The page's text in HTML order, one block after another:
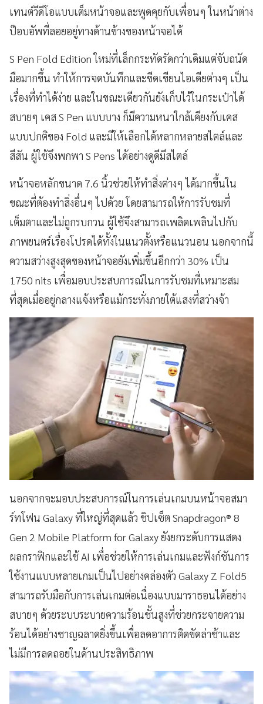
เทนต์วีดีโอแบบเต็มหน้าจอและพูดคุยกับเพื่อนๆ ในหน้าต่าง
ป๊อบอัพที่ลอยอยู่ทางด้านข้างของหน้าจอได้
S Pen Fold Edition ใหม่ที่เล็กกระทัดรัดกว่าเดิมแต่จับถนัด
มือมากขึ้น ทำให้การจดบันทึกและขีดเขียนไอเดียต่างๆ เป็น
เรื่องที่ทำได้ง่าย และในขณะเดียวกันยังเก็บไว้ในกระเป๋าได้
สบายๆ เคส S Pen แบบบาง ก็มีความหนาใกล้เคียงกับเคส
แบบปกติของ Fold และมีให้เลือกได้หลากหลายสไตล์และ
สีสัน ผู้ใช้จึงพกพา S Pens ได้อย่างดูดีมีสไตล์
หน้าจอหลักขนาด 7.6 นิ้วช่วยให้ทำสิ่งต่างๆ ได้มากขึ้นใน
ขณะที่ต้องทำสิ่งอื่นๆ ไปด้วย โดยสามารถให้การรับชมที่
เต็มตาและไม่ถูกรบกวน ผู้ใช้จึงสามารถเพลิดเพลินไปกับ
ภาพยนตร์เรื่องโปรดได้ทั้งในแนวตั้งหรือแนวนอน นอกจากนี้
ความสว่างสูงสุดของหน้าจอยังเพิ่มขึ้นอีกกว่า 30% เป็น
1750 nits เพื่อมอบประสบการณ์ในการรับชมที่เหมาะสม
ที่สุดเมื่ออยู่กลางแจ้งหรือแม้กระทั่งภายใต้แสงที่สว่างจ้า
นอกจากจะมอบประสบการณ์ในการเล่นเกมบนหน้าจอสมา
ร์ทโฟน Galaxy ที่ใหญ่ที่สุดแล้ว ชิปเซ็ต Snapdragon® 8
Gen 2 Mobile Platform for Galaxy ยังยกระดับการแสดง
ผลกราฟิกและใช้ AI เพื่อช่วยให้การเล่นเกมและฟังก์ชันการ
ใช้งานแบบหลายเกมเป็นไปอย่างคล่องตัว Galaxy Z Fold5
สามารถรับมือกับการเล่นเกมต่อเนื่องแบบมาราธอนได้อย่าง
สบายๆ ด้วยระบบระบายความร้อนชั้นสูงที่ช่วยกระจายความ
ร้อนได้อย่างชาญฉลาดยิ่งขึ้นเพื่อลดอาการติดขัดล่าช้าและ
ไม่มีการลดถอยในด้านประสิทธิภาพ